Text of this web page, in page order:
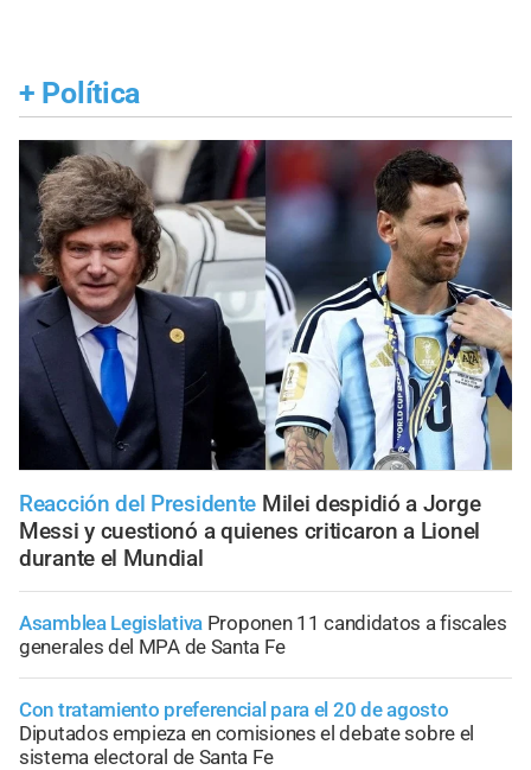
+ Política
Reacción del Presidente Milei despidió a Jorge
Messi y cuestionó a quienes criticaron a Lionel
durante el Mundial
Asamblea Legislativa Proponen 11 candidatos a fiscales
generales del MPA de Santa Fe
Con tratamiento preferencial para el 20 de agosto
Diputados empieza en comisiones el debate sobre el
sistema electoral de Santa Fe